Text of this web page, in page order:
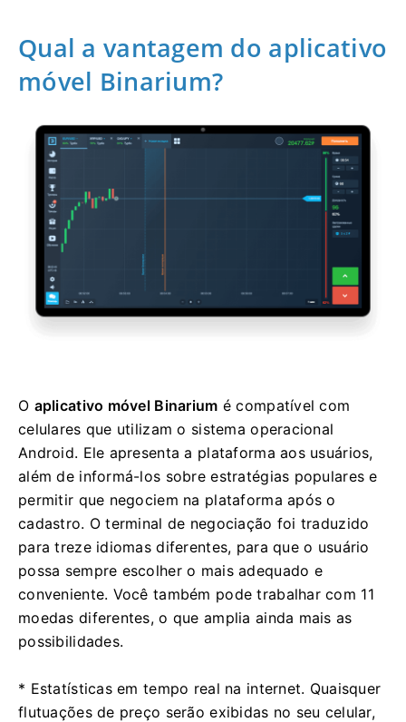
Qual a vantagem do aplicativo
móvel Binarium?
O aplicativo móvel Binarium é compatível com
celulares que utilizam o sistema operacional
Android. Ele apresenta a plataforma aos usuários,
além de informá-los sobre estratégias populares e
permitir que negociem na plataforma após o
cadastro. O terminal de negociação foi traduzido
para treze idiomas diferentes, para que o usuário
possa sempre escolher o mais adequado e
conveniente. Você também pode trabalhar com 11
moedas diferentes, o que amplia ainda mais as
possibilidades.
* Estatísticas em tempo real na internet. Quaisquer
flutuações de preço serão exibidas no seu celular,